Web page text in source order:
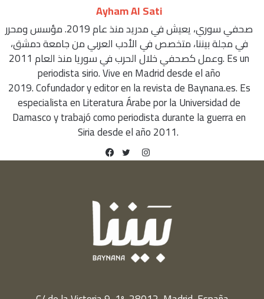
Ayham Al Sati
صحفي سوري، يعيش في مدريد منذ عام 2019. مؤسس ومحرر
في مجلة بيننا، متخصص في الأدب العربي من جامعة دمشق،
وعمل كصحفي خلال الحرب في سوريا منذ العام 2011. Es un
periodista sirio. Vive en Madrid desde el año
2019. Cofundador y editor en la revista de Baynana.es. Es
especialista en Literatura Árabe por la Universidad de
Damasco y trabajó como periodista durante la guerra en
Siria desde el año 2011.
Facebook
Twitter
Instagram